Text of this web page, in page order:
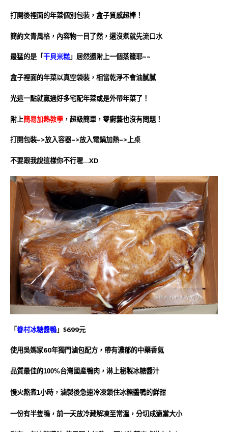
打開後裡面的年菜個別包裝，盒子質感超棒！
簡約文青風格，內容物一目了然，還沒煮就先流口水
最猛的是「干貝米糕」居然還附上一個蒸籠耶~~
盒子裡面的年菜以真空袋裝，相當乾淨不會油膩膩
光這一點就贏過好多宅配年菜或是外帶年菜了！
附上簡易加熱教學 ，超級簡單，零廚藝也沒有問題！
打開包裝–>放入容器–>放入電鍋加熱–>上桌
不要跟我說這樣你不行喔…XD
「眷村冰糖醬鴨」$699元
使用吳媽家60年獨門滷包配方，帶有濃郁的中藥香氣
品質最佳的100%台灣國產鴨肉，淋上秘製冰糖醬汁
慢火熬煮1小時，滷製後急速冷凍鎖住冰糖醬鴨的鮮甜
一份有半隻鴨，前一天放冷藏解凍至常溫，分切成適當大小